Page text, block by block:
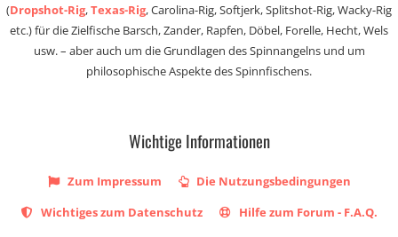
(Dropshot-Rig,Texas-Rig, Carolina-Rig, Softjerk, Splitshot-Rig, Wacky-Rig
etc.) für die Zielfische Barsch, Zander, Rapfen, Döbel, Forelle, Hecht, Wels
usw. – aber auch um die Grundlagen des Spinnangelns und um
philosophische Aspekte des Spinnfischens.
Wichtige Informationen
Zum Impressum
Die Nutzungsbedingungen
Wichtiges zum Datenschutz
Hilfe zum Forum - F.A.Q.